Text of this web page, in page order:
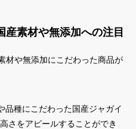
素材や無添加への注目
材や無添加にこだわった商品が
品種にこだわった国産ジャガイ
さをアピールすることができ